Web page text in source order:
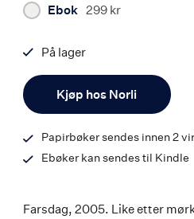
Ebok 299 kr
Kjøp hos Norli
På lager
9788203459856
Papirbøker sendes innen 2
Ebøker kan sendes til Kindle
Farsdag, 2005. Like etter